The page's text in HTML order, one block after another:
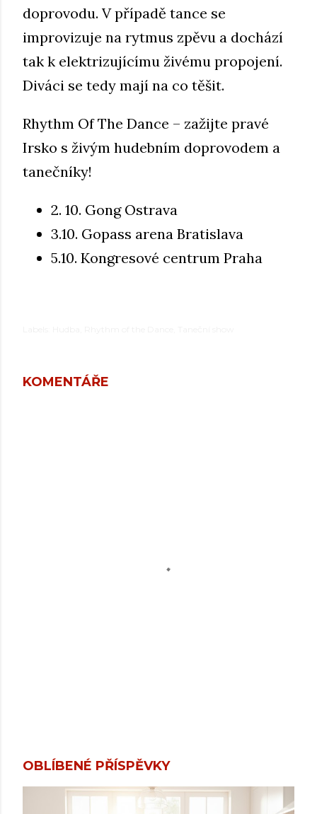
doprovodu. V případě tance se
improvizuje na rytmus zpěvu a dochází
tak k elektrizujícímu živému propojení.
Diváci se tedy mají na co těšit.
Rhythm Of The Dance – zažijte pravé
Irsko s živým hudebním doprovodem a
tanečníky!
2. 10. Gong Ostrava
3.10. Gopass arena Bratislava
5.10. Kongresové centrum Praha
KOMENTÁŘE
OBLÍBENÉ PŘÍSPĚVKY